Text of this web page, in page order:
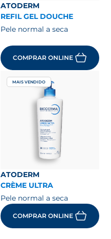
ATODERM
REFIL GEL DOUCHE
Pele normal a seca
COMPRAR ONLINE
MAIS VENDIDO
ATODERM
CRÈME ULTRA
Pele normal a seca
COMPRAR ONLINE